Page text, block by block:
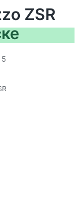
ZSR